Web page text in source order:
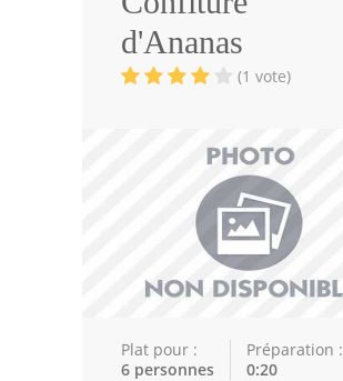
Volailles
Cuisines Orientales
Recettes marocaine
Cuisine Algérienne
Cuisine Tunisienne
Cuisine Juive
Cuisine Libanaise
d'Ananas
(1 vote)
Plat pour :
6 personnes
Préparation :
0:20